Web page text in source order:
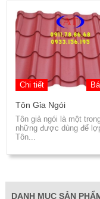
Chi tiết
Tôn Gỉa Ngói
Tôn giả ngói là một
những được dùng để
Tôn...
DANH MỤC SẢN